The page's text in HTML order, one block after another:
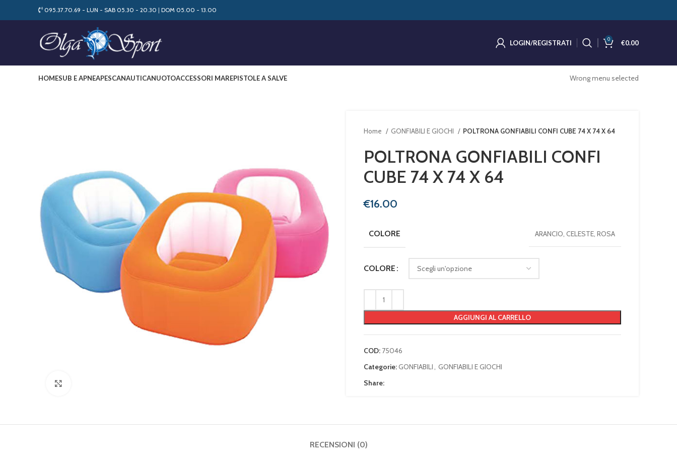
095.37.70.69 - LUN - SAB 05.30 - 20.30 | DOM 05.00 - 13.00
LOGIN/REGISTRATI 0 €0.00
HOMESUB E APNEAPESCANAUTICANUOTOACCESSORI MAREPISTOLE A SALVE Wrong menu selected
Home GONFIABILI E GIOCHI POLTRONA GONFIABILI CONFI CUBE 74 X 74 X 64
POLTRONA GONFIABILI CONFI
CUBE 74 X 74 X 64
€
COLORE ARANCIO, CELESTE, ROSA
COLORE
AGGIUNGI AL CARRELLO
COD: 75046
Categorie:GONFIABILI, GONFIABILI E GIOCHI
Share:
RECENSIONI (0)